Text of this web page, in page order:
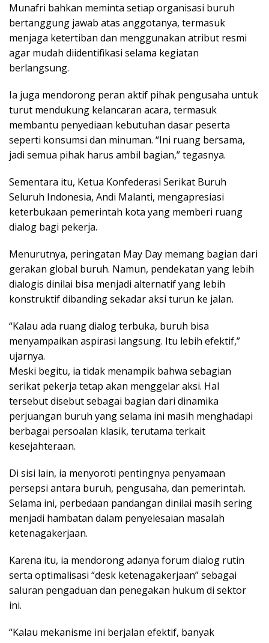
Munafri bahkan meminta setiap organisasi buruh
bertanggung jawab atas anggotanya, termasuk
menjaga ketertiban dan menggunakan atribut resmi
agar mudah diidentifikasi selama kegiatan
berlangsung.
Ia juga mendorong peran aktif pihak pengusaha untuk
turut mendukung kelancaran acara, termasuk
membantu penyediaan kebutuhan dasar peserta
seperti konsumsi dan minuman. “Ini ruang bersama,
jadi semua pihak harus ambil bagian,” tegasnya.
Sementara itu, Ketua Konfederasi Serikat Buruh
Seluruh Indonesia, Andi Malanti, mengapresiasi
keterbukaan pemerintah kota yang memberi ruang
dialog bagi pekerja.
Menurutnya, peringatan May Day memang bagian dari
gerakan global buruh. Namun, pendekatan yang lebih
dialogis dinilai bisa menjadi alternatif yang lebih
konstruktif dibanding sekadar aksi turun ke jalan.
“Kalau ada ruang dialog terbuka, buruh bisa
menyampaikan aspirasi langsung. Itu lebih efektif,”
ujarnya.
Meski begitu, ia tidak menampik bahwa sebagian
serikat pekerja tetap akan menggelar aksi. Hal
tersebut disebut sebagai bagian dari dinamika
perjuangan buruh yang selama ini masih menghadapi
berbagai persoalan klasik, terutama terkait
kesejahteraan.
Di sisi lain, ia menyoroti pentingnya penyamaan
persepsi antara buruh, pengusaha, dan pemerintah.
Selama ini, perbedaan pandangan dinilai masih sering
menjadi hambatan dalam penyelesaian masalah
ketenagakerjaan.
Karena itu, ia mendorong adanya forum dialog rutin
serta optimalisasi “desk ketenagakerjaan” sebagai
saluran pengaduan dan penegakan hukum di sektor
ini.
“Kalau mekanisme ini berjalan efektif, banyak